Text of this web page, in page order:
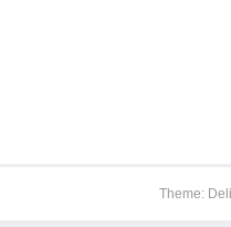
Theme: